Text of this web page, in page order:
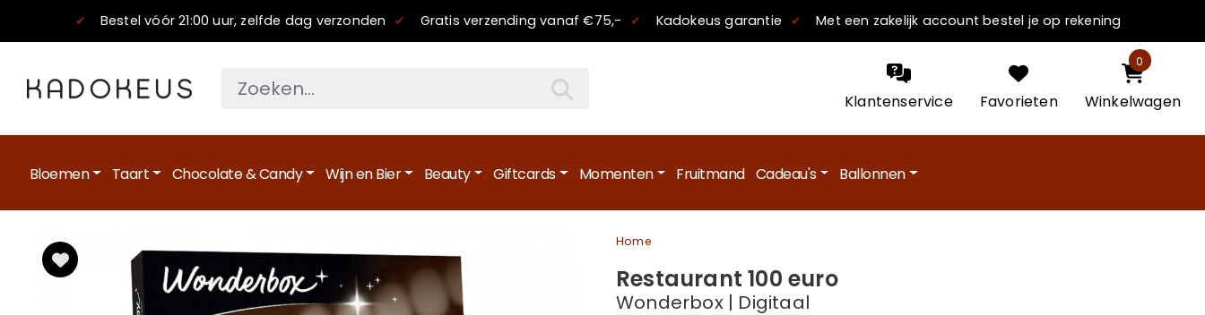
✔ Bestel vóór 21:00 uur, zelfde dag verzonden ✔ Gratis verzendingvanaf €75,- ✔ Kadokeus garantie ✔ Met een zakelijk account bestel je op rekening
Klantenservice Favorieten
0
Winkelwagen
Bloemen Taart Chocolate & Candy Wijn en Bier Beauty Giftcards Momenten Fruitmand Cadeau's Ballonnen
Home
Restaurant 100 euro
Wonderbox | Digitaal